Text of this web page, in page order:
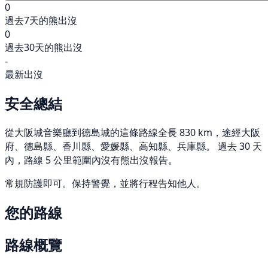
0
過去7天的熊出沒
0
過去30天的熊出沒
-
最新出沒
安全總結
從大阪城音樂廳到德島城的這條路線全長 830 km，途經大阪
府、德島縣、香川縣、愛媛縣、高知縣、兵庫縣。 過去 30 天
內，路線 5 公里範圍內沒有熊出沒報告。
常規防護即可。保持警覺，並將行程告知他人。
您的路線
路線概覽